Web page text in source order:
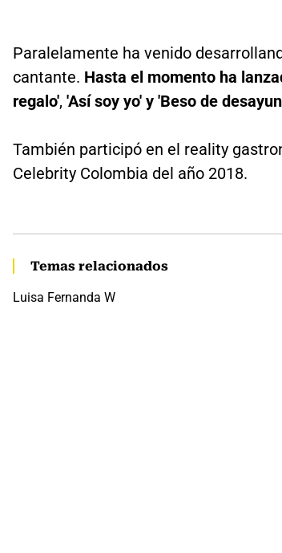
Paralelamente ha venido
cantante. Hasta el momento ha
regalo', 'Así soy yo' y 'Beso de
También participó en el reality
Celebrity Colombia del año 2018.
Temas relacionados
Luisa Fernanda W